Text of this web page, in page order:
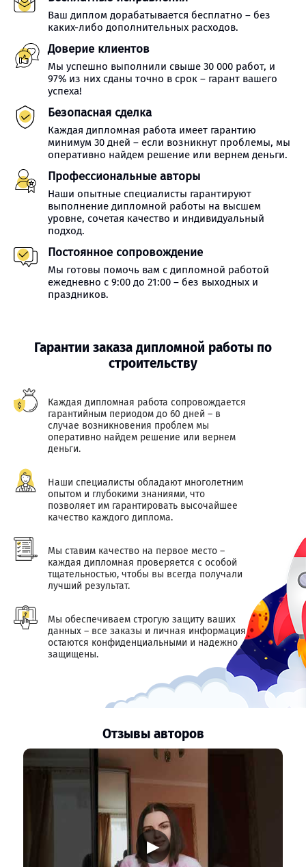
Ваш диплом дорабатывается бесплатно – без
каких-либо дополнительных расходов.
Доверие клиентов
Мы успешно выполнили свыше 30 000 работ, и
97% из них сданы точно в срок – гарант вашего
успеха!
Безопасная сделка
Каждая дипломная работа имеет гарантию
минимум 30 дней – если возникнут проблемы, мы
оперативно найдем решение или вернем деньги.
Профессиональные авторы
Наши опытные специалисты гарантируют
выполнение дипломной работы на высшем
уровне, сочетая качество и индивидуальный
подход.
Постоянное сопровождение
Мы готовы помочь вам с дипломной работой
ежедневно с 9:00 до 21:00 – без выходных и
праздников.
Гарантии заказа дипломной работы по
строительству
Каждая дипломная работа сопровождается
гарантийным периодом до 60 дней – в
случае возникновения проблем мы
оперативно найдем решение или вернем
деньги.
Наши специалисты обладают многолетним
опытом и глубокими знаниями, что
позволяет им гарантировать высочайшее
качество каждого диплома.
Мы ставим качество на первое место –
каждая дипломная проверяется с особой
тщательностью, чтобы вы всегда получали
лучший результат.
Мы обеспечиваем строгую защиту ваших
данных – все заказы и личная информация
остаются конфиденциальными и надежно
защищены.
Отзывы авторов
▶